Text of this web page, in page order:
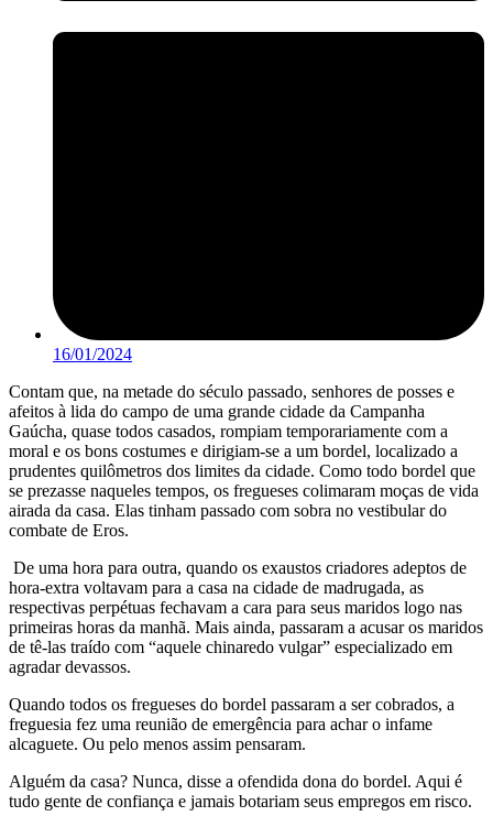
16/01/2024
Contam que, na metade do século passado, senhores de posses e
afeitos à lida do campo de uma grande cidade da Campanha
Gaúcha, quase todos casados, rompiam temporariamente com a
moral e os bons costumes e dirigiam-se a um bordel, localizado a
prudentes quilômetros dos limites da cidade. Como todo bordel que
se prezasse naqueles tempos, os fregueses colimaram moças de vida
airada da casa. Elas tinham passado com sobra no vestibular do
combate de Eros.
De uma hora para outra, quando os exaustos criadores adeptos de
hora-extra voltavam para a casa na cidade de madrugada, as
respectivas perpétuas fechavam a cara para seus maridos logo nas
primeiras horas da manhã. Mais ainda, passaram a acusar os maridos
de tê-las traído com “aquele chinaredo vulgar” especializado em
agradar devassos.
Quando todos os fregueses do bordel passaram a ser cobrados, a
freguesia fez uma reunião de emergência para achar o infame
alcaguete. Ou pelo menos assim pensaram.
Alguém da casa? Nunca, disse a ofendida dona do bordel. Aqui é
tudo gente de confiança e jamais botariam seus empregos em risco.